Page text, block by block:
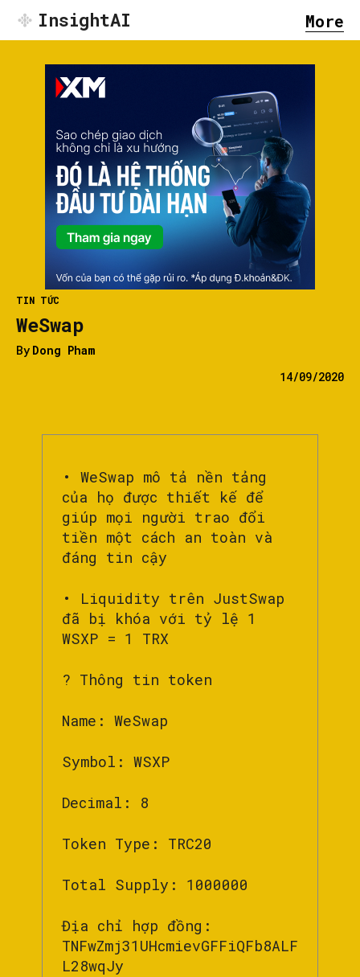
InsightAI More
TIN TỨC
WeSwap
By Dong Pham
14/09/2020
• WeSwap mô tả nền tảng
của họ được thiết kế để
giúp mọi người trao đổi
tiền một cách an toàn và
đáng tin cậy
• Liquidity trên JustSwap
đã bị khóa với tỷ lệ 1
WSXP = 1 TRX
? Thông tin token
Name: WeSwap
Symbol: WSXP
Decimal: 8
Token Type: TRC20
Total Supply: 1000000
Địa chỉ hợp đồng:
TNFwZmj31UHcmievGFFiQFb8ALF
L28wqJy